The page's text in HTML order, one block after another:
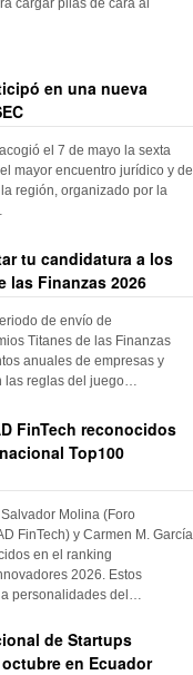
en una nueva
el 7 de mayo la sexta
mayor encuentro jurídico y de
región, organizado por la
tu candidatura a los
las Finanzas 2026
de envío de
Titanes de las Finanzas
anuales de empresas y
las reglas del juego…
FinTech reconocidos
Top100
Molina (Foro
FinTech) y Carmen M. García
en el ranking
2026. Estos
personalidades del…
de Startups
en Ecuador